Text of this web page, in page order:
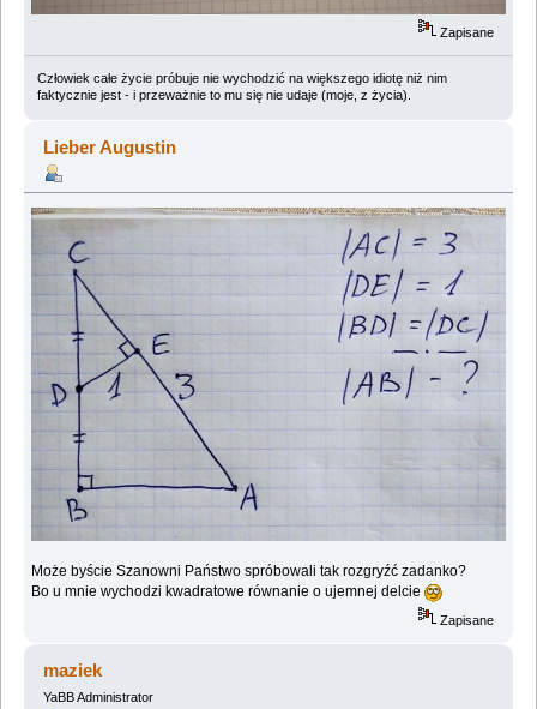
Zapisane
Człowiek całe życie próbuje nie wychodzić na większego idiotę niż nim
faktycznie jest - i przeważnie to mu się nie udaje (moje, z życia).
Lieber Augustin
Może byście Szanowni Państwo spróbowali tak rozgryźć zadanko?
Bo u mnie wychodzi kwadratowe równanie o ujemnej delcie
Zapisane
maziek
YaBB Administrator